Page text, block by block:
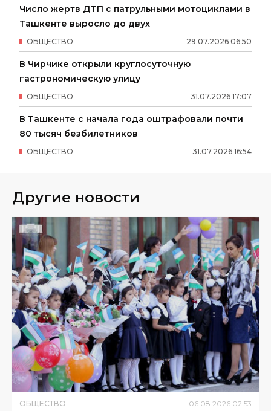
Число жертв ДТП с патрульными мотоциклами в
Ташкенте выросло до двух
29.07.2026 06:50
ОБЩЕСТВО
В Чирчике открыли круглосуточную
гастрономическую улицу
31.07.2026 17:07
ОБЩЕСТВО
В Ташкенте с начала года оштрафовали почти
80 тысяч безбилетников
31.07.2026 16:54
ОБЩЕСТВО
Другие новости
ОБЩЕСТВО 06 08 2026 02:53